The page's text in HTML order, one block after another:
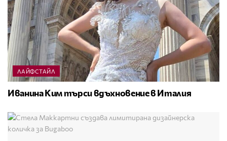
ЛАЙФСТАЙЛ
Иванина Ким търси вдъхновение в Италия